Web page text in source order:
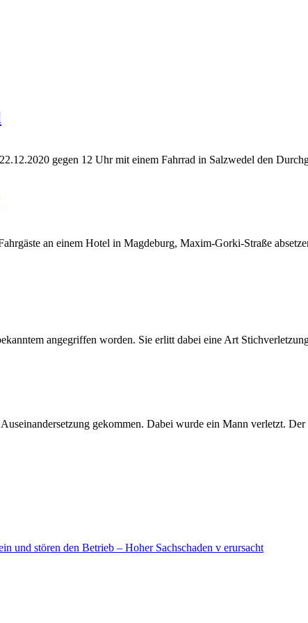
gegen 12 Uhr mit einem Fahrrad in Salzwedel den
an einem Hotel in Magdeburg, Maxim-Gorki-Straße
angegriffen worden. Sie erlitt dabei eine Art
gekommen. Dabei wurde ein Mann verletzt.
und stören den Betrieb – Hoher Sachschaden v erursacht